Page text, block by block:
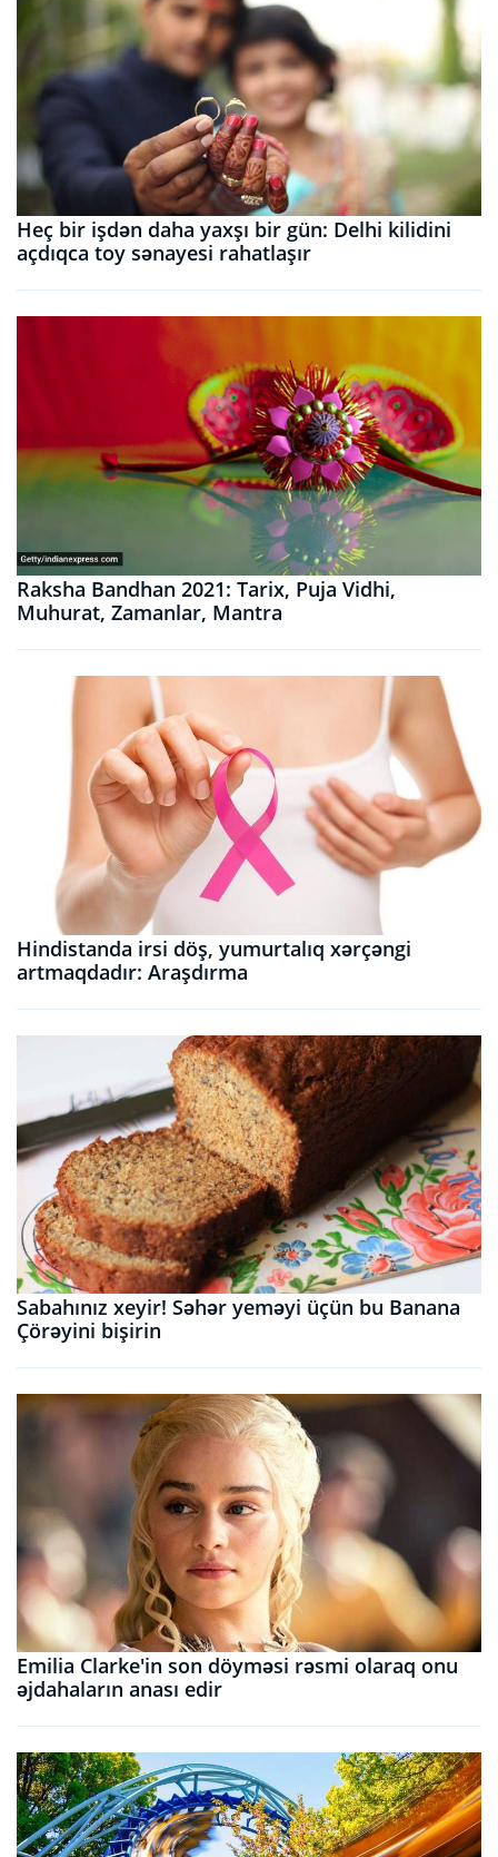
Heç bir işdən daha yaxşı bir gün: Delhi kilidini
açdıqca toy sənayesi rahatlaşır
Raksha Bandhan 2021: Tarix, Puja Vidhi,
Muhurat, Zamanlar, Mantra
Hindistanda irsi döş, yumurtalıq xərçəngi
artmaqdadır: Araşdırma
Sabahınız xeyir! Səhər yeməyi üçün bu Banana
Çörəyini bişirin
Emilia Clarke'in son döyməsi rəsmi olaraq onu
əjdahaların anası edir